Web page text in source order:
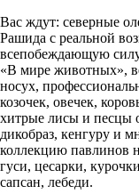
Вас ждут: северные
Рашида с реальной
всепобеждающую силу
«В мире животных»,
носух,
козочек, овечек,
хитрые лисы и песцы
дикобраз, кенгуру и
коллекцию павлинов
гуси, цесарки,
сапсан, лебеди.